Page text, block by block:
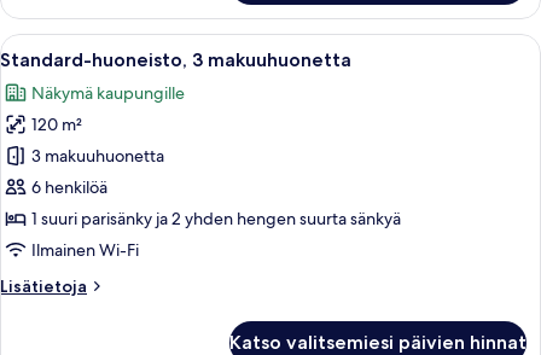
makuuhuone,
torni
Avaa
kaikki
huonetyypin
Standard-
huoneisto,
3
makuuhuonetta
kuvat
Moderni ruokailutila, jossa on suuri
39
Standard-huoneisto, 3 makuuhuonetta
Näkymä kaupungille
120 m²
3 makuuhuonetta
6 henkilöä
1 suuri parisänky ja 2 yhden hengen suurta sänkyä
Ilmainen Wi-Fi
Lisätietoja
Lisätietoja
Katso valitsemiesi päivien hinnat